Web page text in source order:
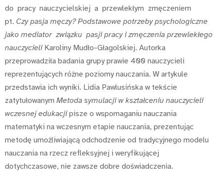
do pracy nauczycielskiej a przewlekłym zmęczeniem
pt. Czy pasja męczy? Podstawowe potrzeby psychologiczne
jako mediator związku pasji pracy i zmęczenia przewlekłego
nauczycieliKaroliny Mudło-Głagolskiej. Autorka
przeprowadziła badania grupy prawie 400 nauczycieli
reprezentujących różne poziomy nauczania. W artykule
przedstawia ich wyniki. Lidia Pawlusińska w tekście
zatytułowanym Metoda symulacji w kształceniu nauczycieli
wczesnej edukacjipisze o wspomaganiu nauczania
matematyki na wczesnym etapie nauczania, prezentując
metodę umożliwiającą odchodzenie od tradycyjnego modelu
nauczania na rzecz refleksyjnej i weryfikującej
dotychczasowe, nie zawsze dobre doświadczenia.